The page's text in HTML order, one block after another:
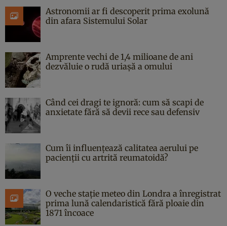
Astronomii ar fi descoperit prima exolună
din afara Sistemului Solar
Amprente vechi de 1,4 milioane de ani
dezvăluie o rudă uriașă a omului
Când cei dragi te ignoră: cum să scapi de
anxietate fără să devii rece sau defensiv
Cum îi influențează calitatea aerului pe
pacienții cu artrită reumatoidă?
O veche stație meteo din Londra a înregistrat
prima lună calendaristică fără ploaie din
1871 încoace